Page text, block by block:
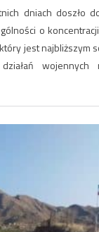
dniach doszło
o
jest najbliższym
wojennych